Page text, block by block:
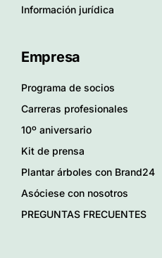
Información jurídica
Empresa
Programa de socios
Carreras profesionales
10º aniversario
Kit de prensa
Plantar árboles con Brand24
Asóciese con nosotros
PREGUNTAS FRECUENTES